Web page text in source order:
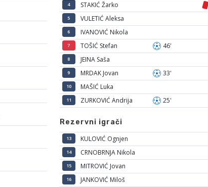
4 STAKIĆ Žarko
5 VULETIĆ Aleksa
6 IVANOVIĆ Nikola
7 TOŠIĆ Stefan 46'
8 JEINA Saša
9 MRDAK Jovan 33'
10 MAŠIĆ Luka
11 ZURKOVIĆ Andrija 25'
Rezervni igrači
13 KULOVIĆ Ognjen
14 CRNOBRNJA Nikola
15 MITROVIĆ Jovan
16 JANKOVIĆ Miloš